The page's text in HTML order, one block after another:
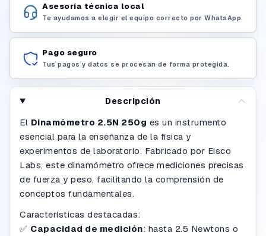
Asesoría técnica local
Te ayudamos a elegir el equipo correcto por WhatsApp.
Pago seguro
Tus pagos y datos se procesan de forma protegida.
Descripción
El Dinamómetro 2.5N 250g es un instrumento
esencial para la enseñanza de la física y
experimentos de laboratorio. Fabricado por Eisco
Labs, este dinamómetro ofrece mediciones precisas
de fuerza y peso, facilitando la comprensión de
conceptos fundamentales.
Características destacadas:
✅ Capacidad de medición: hasta 2.5 Newtons o